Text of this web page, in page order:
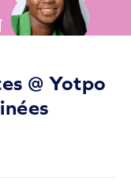
@ Yotpo